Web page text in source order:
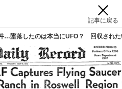
記事に戻る
…墜落したのは本当にUFO？ 回収された